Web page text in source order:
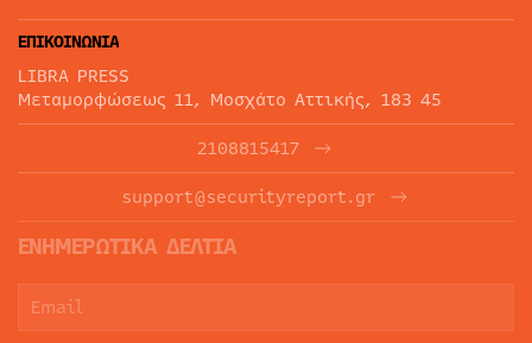
ΕΠΙΚΟΙΝΩΝΙΑ
LIBRA PRESS
Μεταμορφώσεως 11, Μοσχάτο Αττικής, 183 45
2108815417
support@securityreport.gr
ΕΝΗΜΕΡΩΤΙΚΑ ΔΕΛΤΙΑ